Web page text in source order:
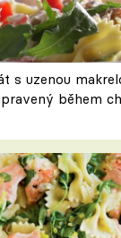
s uzenou
během